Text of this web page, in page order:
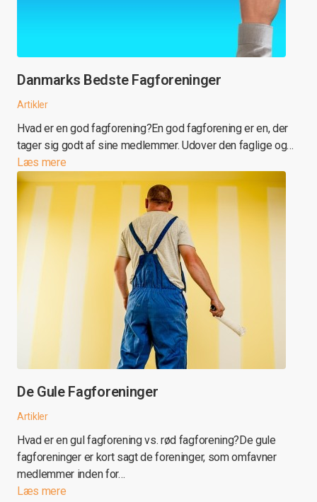
Danmarks Bedste Fagforeninger
Artikler
Hvad er en god fagforening?En god fagforening er en, der
tager sig godt af sine medlemmer. Udover den faglige og…
Læs mere
De Gule Fagforeninger
Artikler
Hvad er en gul fagforening vs. rød fagforening?De gule
fagforeninger er kort sagt de foreninger, som omfavner
medlemmer inden for…
Læs mere